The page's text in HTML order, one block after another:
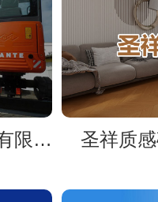
江西卓天成农业科技有限公司官网 圣祥质